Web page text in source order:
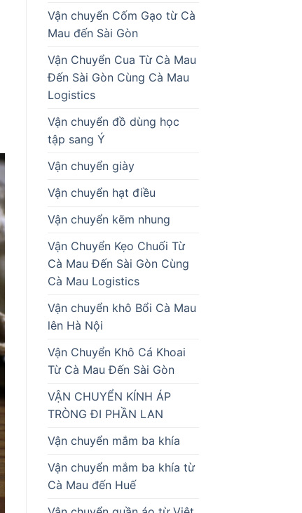
Vận chuyển Cốm Gạo từ Cà
Mau đến Sài Gòn
Vận Chuyển Cua Từ Cà Mau
Đến Sài Gòn Cùng Cà Mau
Logistics
Vận chuyển đồ dùng học
tập sang Ý
Vận chuyển giày
Vận chuyển hạt điều
Vận chuyển kẽm nhung
Vận Chuyển Kẹo Chuối Từ
Cà Mau Đến Sài Gòn Cùng
Cà Mau Logistics
Vận chuyển khô Bổi Cà Mau
lên Hà Nội
Vận Chuyển Khô Cá Khoai
Từ Cà Mau Đến Sài Gòn
VẬN CHUYỂN KÍNH ÁP
TRÒNG ĐI PHẦN LAN
Vận chuyển mắm ba khía
Vận chuyển mắm ba khía từ
Cà Mau đến Huế